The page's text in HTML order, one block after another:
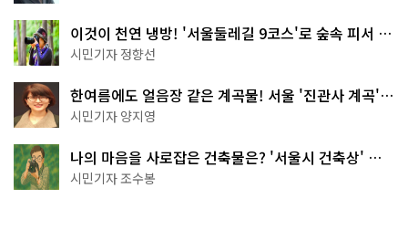
이것이 천연 냉방! '서울둘레길 9코스'로 숲속 피서 떠
나볼까
시민기자 정향선
한여름에도 얼음장 같은 계곡물! 서울 '진관사 계곡'이
천국이네~
시민기자 양지영
나의 마음을 사로잡은 건축물은? '서울시 건축상' 수
상작 공개!
시민기자 조수봉